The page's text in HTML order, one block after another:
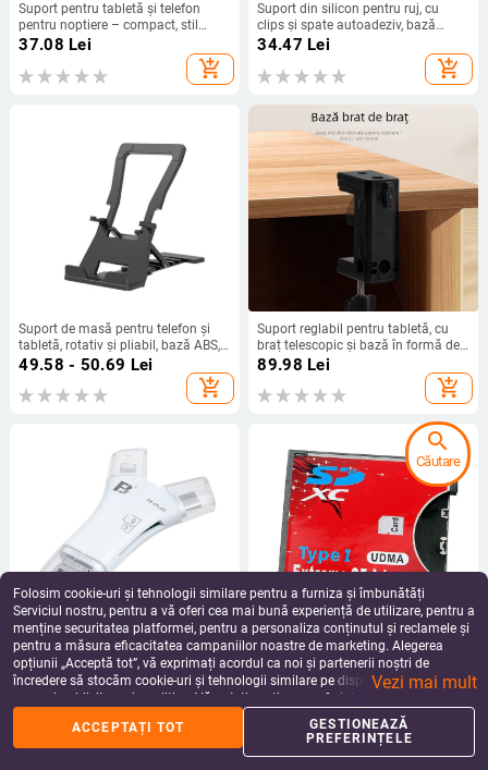
Suport pentru tabletă și telefon
pentru noptiere – compact, stil
universal, material plastic,
37.08 Lei
add_shopping_cart
Suport din silicon pentru ruj, cu
clips și spate autoadeziv, bază
pentru telefon și tabletă
34.47 Lei
add_shopping_cart
Suport de masă pentru telefon și
tabletă, rotativ și pliabil, bază ABS,
model k323
49.58 - 50.69 Lei
add_shopping_cart
Suport reglabil pentru tabletă, cu
braț telescopic și bază în formă de I
din ABS
89.98 Lei
add_shopping_cart
Cititor OTG USB pentru carduri –
suport CF/SD/SDHC/TF; interfață
USB 2.0; compatibil cu dispozitive
Apple, Huawei și Android; greutate
168.31Lei
add_shopping_cart
DSLR SD/CF adaptor card –
interfață USB 1.1, suport SD și TF,
OEM disponibil, personalizare
disponibilă
140.34Lei
add_shopping_cart
Folosim cookie-uri și tehnologii similare pentru a furniza și îmbunătăți
Serviciul nostru, pentru a vă oferi cea mai bună experiență de utilizare, pentru a
menține securitatea platformei, pentru a personaliza conținutul și reclamele și
pentru a măsura eficacitatea campaniilor noastre de marketing. Alegerea
opțiunii „Acceptă tot”, vă exprimați acordul ca noi și partenerii noștri de
încredere să stocăm cookie-uri și tehnologii similare pe dispozitivul dvs. în
scopuri publicitare și analitice. Vă puteți gestiona preferințele în orice moment
făcând clic pe „Gestionează preferințele”. Pentru mai multe informații, vă
rugăm să consultațiPolitica noastră de confidențialitate.
Vezi mai mult
ACCEPTAȚI TOT
GESTIONEAZĂ
PREFERINȚELE
search
Căutare